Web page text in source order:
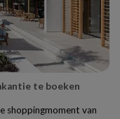
te boeken
shoppingmoment van